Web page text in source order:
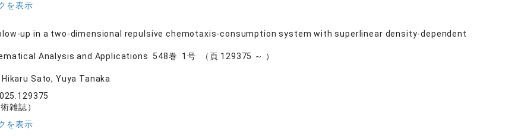
を表示
up in a two-dimensional repulsive chemotaxis-consumption system with superlinear density-dependent
Analysis and Applications 548巻 1号 （頁 129375 ～ ）
Sato, Yuya Tanaka
雑誌）
を表示